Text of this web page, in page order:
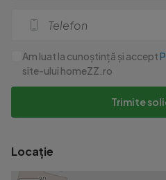
Am luat la cunoștință și accept
site-ului homeZZ.ro
Trimite
Locație